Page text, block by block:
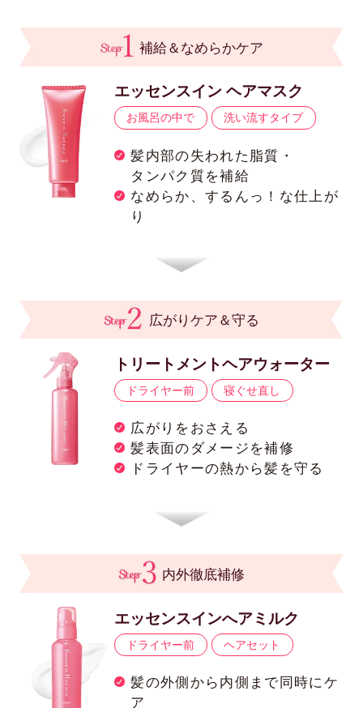
補給＆なめらかケア
エッセンスイン ヘアマスク
お風呂の中で 洗い流すタイプ
髪内部の失われた脂質・
タンパク質を補給
なめらか、するんっ！な仕上が
り
広がりケア＆守る
トリートメントヘアウォーター
ドライヤー前 寝ぐせ直し
広がりをおさえる
髪表面のダメージを補修
ドライヤーの熱から髪を守る
内外徹底補修
エッセンスインへアミルク
ドライヤー前 ヘアセット
髪の外側から内側まで同時にケ
ア